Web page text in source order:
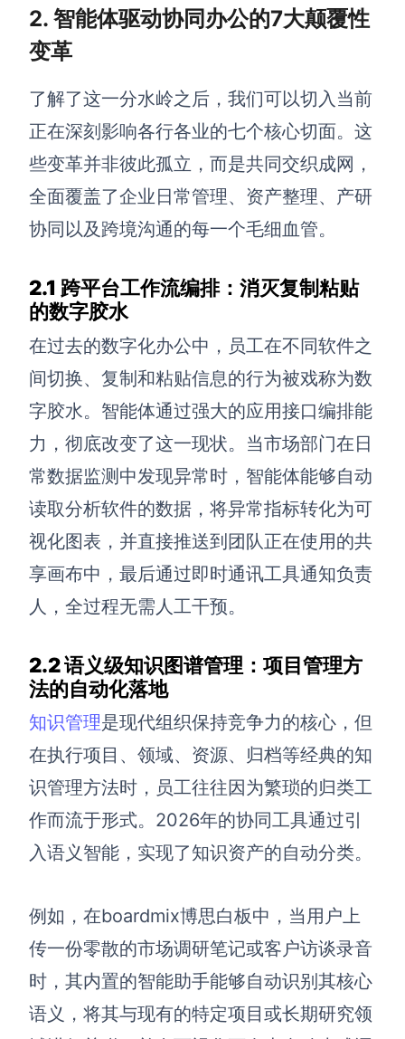
数据分析与策略
AI生成用户画像
AI生成Smart分析
AI生成波士顿矩阵
AI生成波特五力模型
AI生成4P营销理论模型
AI生成安索夫矩阵
AI生成PPT
AI生成图片
AI写作
AI对话
AI生成简历
模板社区
企业服务
私有化部署
管理功能定制 · 专业部署方案
客户案例
用boardmix提升团队协作效率
满足企业级团队协作和管理需求
帮助支持
帮助中心
知识分享社区
探索创意灵感与高效协作技巧
2. 智能体驱动协同办公的7大颠覆性
变革
了解了这一分水岭之后，我们可以切入当前
正在深刻影响各行各业的七个核心切面。这
些变革并非彼此孤立，而是共同交织成网，
全面覆盖了企业日常管理、资产整理、产研
协同以及跨境沟通的每一个毛细血管。
2.1 跨平台工作流编排：消灭复制粘贴
的数字胶水
在过去的数字化办公中，员工在不同软件之
间切换、复制和粘贴信息的行为被戏称为数
字胶水。智能体通过强大的应用接口编排能
力，彻底改变了这一现状。当市场部门在日
常数据监测中发现异常时，智能体能够自动
读取分析软件的数据，将异常指标转化为可
视化图表，并直接推送到团队正在使用的共
享画布中，最后通过即时通讯工具通知负责
人，全过程无需人工干预。
2.2 语义级知识图谱管理：项目管理方
法的自动化落地
知识管理是现代组织保持竞争力的核心，但
在执行项目、领域、资源、归档等经典的知
识管理方法时，员工往往因为繁琐的归类工
作而流于形式。2026年的协同工具通过引
入语义智能，实现了知识资产的自动分类。
例如，在boardmix博思白板中，当用户上
传一份零散的市场调研笔记或客户访谈录音
时，其内置的智能助手能够自动识别其核心
语义，将其与现有的特定项目或长期研究领